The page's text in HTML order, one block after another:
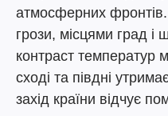
атмосферних
грози, місцями град і
контраст температур
сході та півдні
захід країни відчує